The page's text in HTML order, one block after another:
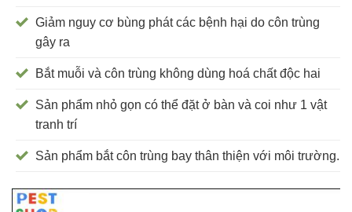
Giảm nguy cơ bùng phát các bệnh hại do côn trùng
gây ra
Bắt muỗi và côn trùng không dùng hoá chất độc hai
Sản phẩm nhỏ gọn có thể đặt ở bàn và coi như 1 vật
tranh trí
Sản phẩm bắt côn trùng bay thân thiện với môi trường.